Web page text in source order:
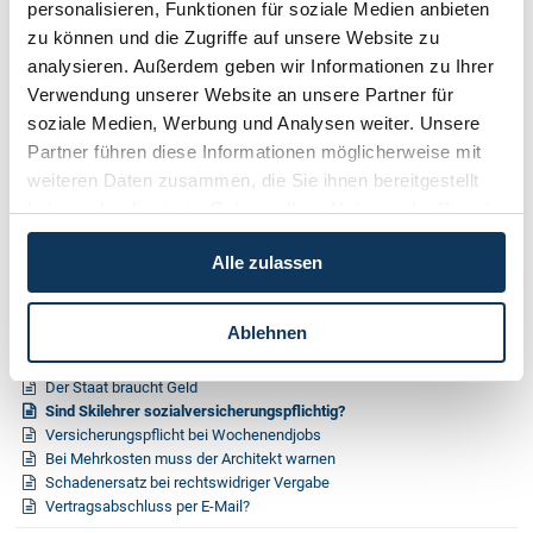
personalisieren, Funktionen für soziale Medien anbieten
zu können und die Zugriffe auf unsere Website zu
analysieren. Außerdem geben wir Informationen zu Ihrer
Verwendung unserer Website an unsere Partner für
soziale Medien, Werbung und Analysen weiter. Unsere
Partner führen diese Informationen möglicherweise mit
weiteren Daten zusammen, die Sie ihnen bereitgestellt
haben oder die sie im Rahmen Ihrer Nutzung der Dienste
gesammelt haben.
Alle zulassen
Ablehnen
Nr. 3 / September 2012
Nr. 2 / Juni 2012
Nr. 1 / März 2012
Nr. 4 / Dezember 2011
Kreditnehmer besser geschützt
Der Staat braucht Geld
Sind Skilehrer sozialversicherungspflichtig?
Versicherungspflicht bei Wochenendjobs
Bei Mehrkosten muss der Architekt warnen
Schadenersatz bei rechtswidriger Vergabe
Vertragsabschluss per E-Mail?